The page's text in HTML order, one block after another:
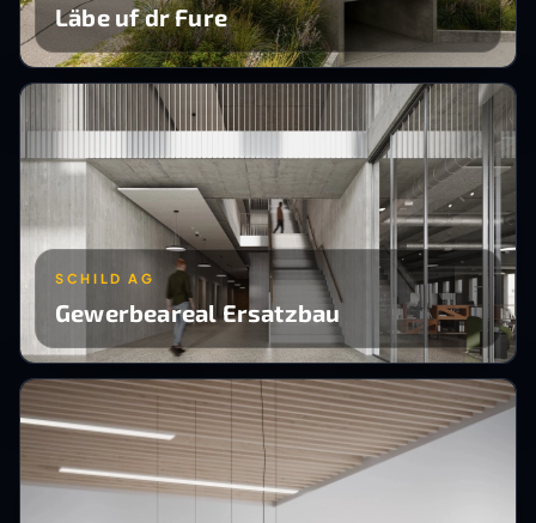
Läbe uf dr Fure
SCHILD AG
Gewerbeareal Ersatzbau